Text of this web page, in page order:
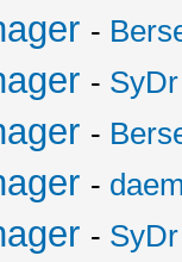
-
- SyDr
-
-
- SyDr